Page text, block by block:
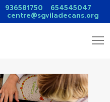
936581750 654545047
centre@sgviladecans.org